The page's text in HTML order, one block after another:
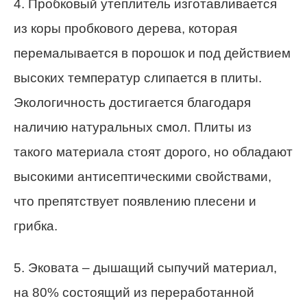
4. Пробковый утеплитель изготавливается
из коры пробкового дерева, которая
перемалывается в порошок и под действием
высоких температур слипается в плиты.
Экологичность достигается благодаря
наличию натуральных смол. Плиты из
такого материала стоят дорого, но обладают
высокими антисептическими свойствами,
что препятствует появлению плесени и
грибка.
5. Эковата – дышащий сыпучий материал,
на 80% состоящий из переработанной